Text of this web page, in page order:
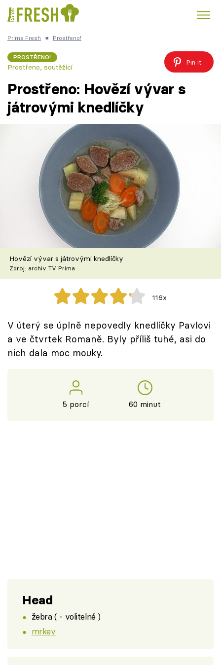
Česká kuchyně
Recepty
Články
TV Program
Škola vaření
Recepty z TV
Speciál: Cuketa
Těhotnej kuchař
Sledujte prima+
Přihlášení
Prima Fresh ■ Prostřeno!
PROSTŘENO!
Prostřeno, soutěžící
Pin it
Prostřeno: Hovězí vývar s
játrovými knedlíčky
Hovězí vývar s játrovými knedlíčky
Zdroj: archiv TV Prima
116x
V úterý se úplně nepovedly knedlíčky Pavlovi
a ve čtvrtek Romaně. Byly příliš tuhé, asi do
nich dala moc mouky.
5 porcí 60 minut
Head
žebra ( - volitelné )
mrkev